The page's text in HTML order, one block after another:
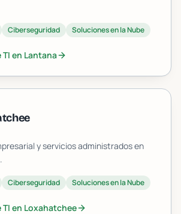
Ciberseguridad Soluciones en la Nube
en Lantana
y servicios administrados en
Ciberseguridad Soluciones en la Nube
en Loxahatchee